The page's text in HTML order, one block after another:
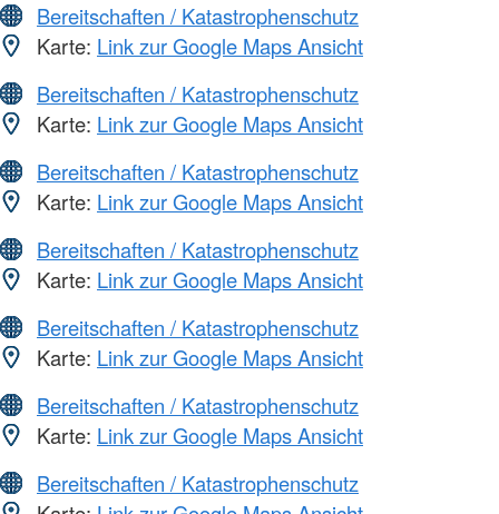
Bereitschaften / Katastrophenschutz
Karte: Link zur Google Maps Ansicht
Bereitschaften / Katastrophenschutz
Karte: Link zur Google Maps Ansicht
Bereitschaften / Katastrophenschutz
Karte: Link zur Google Maps Ansicht
Bereitschaften / Katastrophenschutz
Karte: Link zur Google Maps Ansicht
Bereitschaften / Katastrophenschutz
Karte: Link zur Google Maps Ansicht
Bereitschaften / Katastrophenschutz
Karte: Link zur Google Maps Ansicht
Bereitschaften / Katastrophenschutz